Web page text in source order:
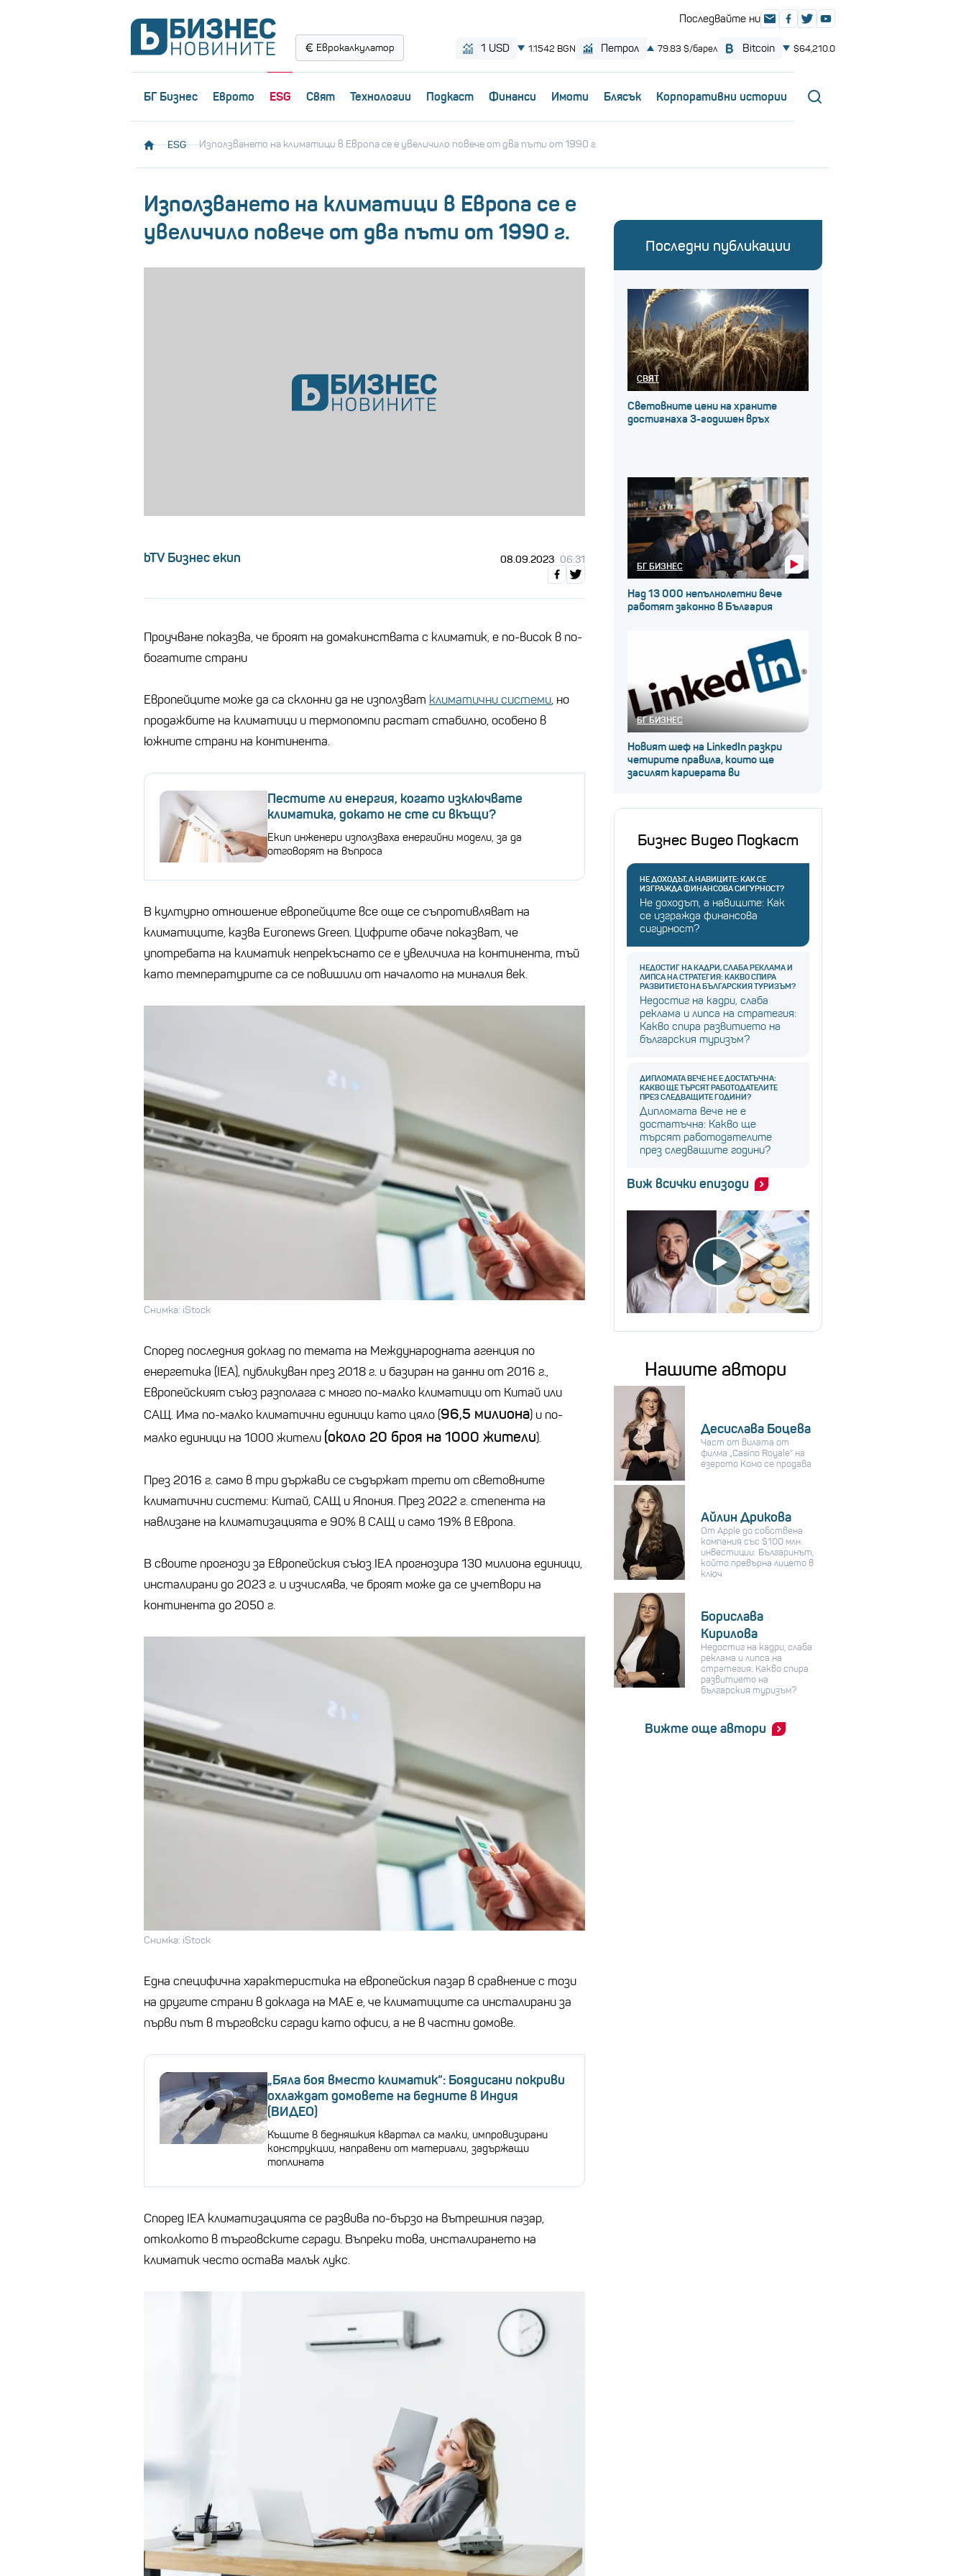
Еврокалкулатор
БГ Бизнес Еврото ESG Свят Технологии Пoдкаст Финанси Имоти Блясък Корпоративни истории
ESG Използването на климатици в Европа се е увеличило повече от два пъти от 1990 г.
Използването на климатици в Европа се е
увеличило повече от два пъти от 1990 г.
bTV Бизнес екип 08.09.2023 06:31
Проучване показва, че броят на домакинствата с климатик, е по-висок в по-
богатите страни
Европейците може да са склонни да не използват климатични системи, но
продажбите на климатици и термопомпи растат стабилно, особено в
южните страни на континента.
Пестите ли енергия, когато изключвате
климатика, докато не сте си вкъщи?
Екип инженери използваха енергийни модели, за да
отговорят на въпроса
В културно отношение европейците все още се съпротивляват на
климатиците, казва Euronews Green. Цифрите обаче показват, че
употребата на климатик непрекъснато се е увеличила на континента, тъй
като температурите са се повишили от началото на миналия век.
Снимка: iStock
Според последния доклад по темата на Международната агенция по
енергетика (IEA), публикуван през 2018 г. и базиран на данни от 2016 г.,
Европейският съюз разполага с много по-малко климатици от Китай или
САЩ. Има по-малко климатични единици като цяло (96,5 милиона) и по-
малко единици на 1000 жители (около 20 броя на 1000 жители).
През 2016 г. само в три държави се съдържат трети от световните
климатични системи: Китай, САЩ и Япония. През 2022 г. степента на
навлизане на климатизацията е 90% в САЩ и само 19% в Европа.
В своите прогнози за Европейския съюз IEA прогнозира 130 милиона единици,
инсталирани до 2023 г. и изчислява, че броят може да се учетвори на
континента до 2050 г.
Снимка: iStock
Една специфична характеристика на европейския пазар в сравнение с този
на другите страни в доклада на МАЕ е, че климатиците са инсталирани за
първи път в търговски сгради като офиси, а не в частни домове.
„Бяла боя вместо климатик“: Боядисани покриви
охлаждат домовете на бедните в Индия
(ВИДЕО)
Къщите в бедняшкия квартал са малки, импровизирани
конструкции, направени от материали, задържащи
топлината
Според IEA климатизацията се развива по-бързо на вътрешния пазар,
отколкото в търговските сгради. Въпреки това, инсталирането на
климатик често остава малък лукс.
Последни публикации
СВЯТ
Световните цени на храните
достигнаха 3-годишен връх
БГ БИЗНЕС
Над 13 000 непълнолетни вече
работят законно в България
БГ БИЗНЕС
Новият шеф на LinkedIn разкри
четирите правила, които ще
засилят кариерата ви
Бизнес Видео Подкаст
НЕ ДОХОДЪТ, А НАВИЦИТЕ: КАК СЕ
ИЗГРАЖДА ФИНАНСОВА СИГУРНОСТ?
Не доходът, а навиците: Как
се изгражда финансова
сигурност?
НЕДОСТИГ НА КАДРИ, СЛАБА РЕКЛАМА И
ЛИПСА НА СТРАТЕГИЯ: КАКВО СПИРА
РАЗВИТИЕТО НА БЪЛГАРСКИЯ ТУРИЗЪМ?
Недостиг на кадри, слаба
реклама и липса на стратегия:
Какво спира развитието на
българския туризъм?
ДИПЛОМАТА ВЕЧЕ НЕ Е ДОСТАТЪЧНА:
КАКВО ЩЕ ТЪРСЯТ РАБОТОДАТЕЛИТЕ
ПРЕЗ СЛЕДВАЩИТЕ ГОДИНИ?
Дипломата вече не е
достатъчна: Какво ще
търсят работодателите
през следващите години?
Виж всички епизоди
Нашите автори
Десислава Боцева
Част от вилата от
филма „Casino Royale“ на
езерото Комо се продава
Айлин Дрикова
От Apple до собствена
компания със $100 млн.
инвестиции: Българинът,
който превърна лицето в
ключ
Борислава
Кирилова
Недостиг на кадри, слаба
реклама и липса на
стратегия: Какво спира
развитието на
българския туризъм?
Вижте още автори